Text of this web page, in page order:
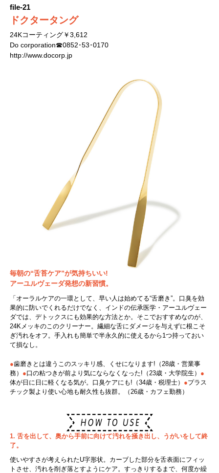
file-21
ドクタータング
24Kコーティング￥3,612
Do corporation☎0852･53･0170
http://www.docorp.jp
毎朝の“舌苔ケア”が気持ちいい!
アーユルヴェーダ発想の新習慣。
「オーラルケアの一環として、早い人は始めてる“舌磨き”。口臭を効
果的に防いでくれるだけでなく、インドの伝承医学・アーユルヴェー
ダでは、デトックスにも効果的な方法とか。そこでおすすめなのが、
24Kメッキのこのクリーナー。繊細な舌にダメージを与えずに根こそ
ぎ汚れをオフ。手入れも簡単で半永久的に使えるから1つ持っておい
て損なし。
●歯磨きとは違うこのスッキリ感、くせになります!（28歳・営業事
務） ●口の粘つきが前より気にならなくなった!（23歳・大学院生） ●
体が日に日に軽くなる気が。口臭ケアにも!（34歳・税理士） ●プラス
チック製より使い心地も耐久性も抜群。（26歳・カフェ勤務）
1. 舌を出して、奥から手前に向けて汚れを掻き出し、うがいをして終
了。
使いやすさが考えられたU字形状。カーブした部分を舌表面にフィッ
トさせ、汚れを削ぎ落とすようにケア。すっきりするまで、何度か繰